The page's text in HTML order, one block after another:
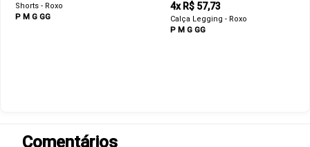
Shorts - Roxo
P M G GG
4x R$ 57,73
Calça Legging - Roxo
P M G GG
Comentários